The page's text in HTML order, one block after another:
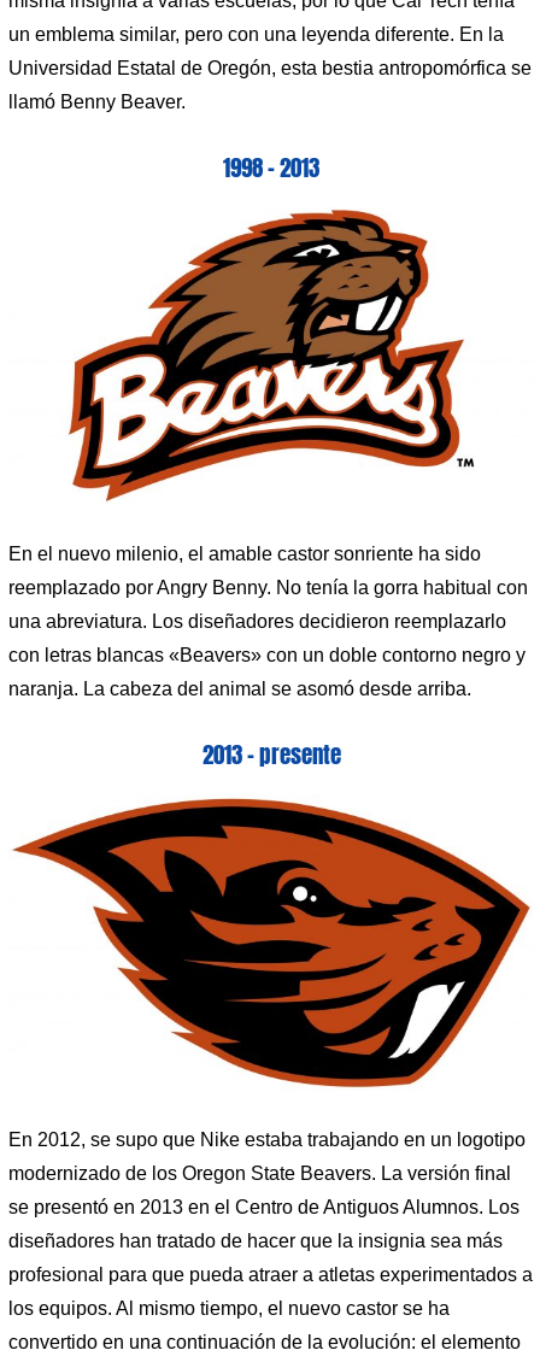
un emblema similar, pero con una leyenda diferente. En la
Universidad Estatal de Oregón, esta bestia antropomórfica se
llamó Benny Beaver.
1998 – 2013
En el nuevo milenio, el amable castor sonriente ha sido
reemplazado por Angry Benny. No tenía la gorra habitual con
una abreviatura. Los diseñadores decidieron reemplazarlo
con letras blancas «Beavers» con un doble contorno negro y
naranja. La cabeza del animal se asomó desde arriba.
2013 – presente
En 2012, se supo que Nike estaba trabajando en un logotipo
modernizado de los Oregon State Beavers. La versión final
se presentó en 2013 en el Centro de Antiguos Alumnos. Los
diseñadores han tratado de hacer que la insignia sea más
profesional para que pueda atraer a atletas experimentados a
los equipos. Al mismo tiempo, el nuevo castor se ha
convertido en una continuación de la evolución: el elemento